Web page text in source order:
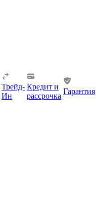
Трейд-
Ин
Кредит и
рассрочка
Гарантия